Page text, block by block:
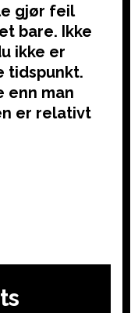
gjør feil
bare. Ikke
ikke er
tidspunkt.
enn man
er relativt